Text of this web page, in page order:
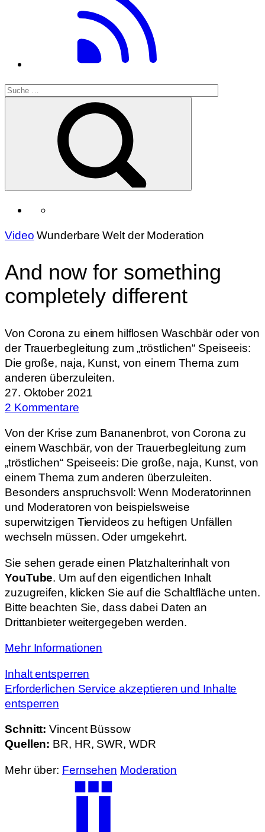
Video Wunderbare Welt der Moderation
And now for something
completely different
Von Corona zu einem hilflosen Waschbär oder von
der Trauerbegleitung zum „tröstlichen“ Speiseeis:
Die große, naja, Kunst, von einem Thema zum
anderen überzuleiten.
27. Oktober 2021
2 Kommentare
Von der Krise zum Bananenbrot, von Corona zu
einem Waschbär, von der Trauerbegleitung zum
„tröstlichen“ Speiseeis: Die große, naja, Kunst, von
einem Thema zum anderen überzuleiten.
Besonders anspruchsvoll: Wenn Moderatorinnen
und Moderatoren von beispielsweise
superwitzigen Tiervideos zu heftigen Unfällen
wechseln müssen. Oder umgekehrt.
Sie sehen gerade einen Platzhalterinhalt von
YouTube. Um auf den eigentlichen Inhalt
zuzugreifen, klicken Sie auf die Schaltfläche unten.
Bitte beachten Sie, dass dabei Daten an
Drittanbieter weitergegeben werden.
Mehr Informationen
Inhalt entsperren
Erforderlichen Service akzeptieren und Inhalte
entsperren
Schnitt: Vincent Büssow
Quellen: BR, HR, SWR, WDR
Mehr über: Fernsehen Moderation